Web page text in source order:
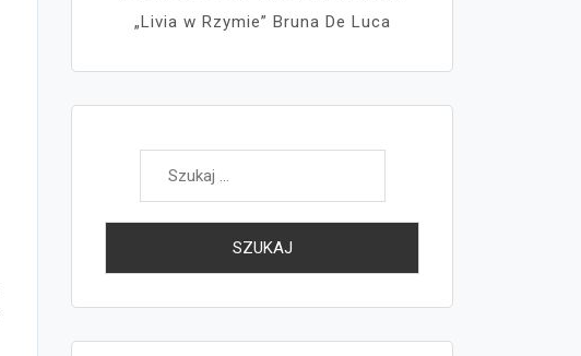
„Livia w Rzymie” Bruna De Luca
Szukaj: